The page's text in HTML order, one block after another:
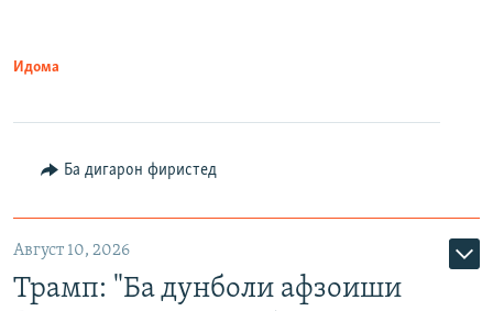
Идома
Ба дигарон фиристед
Август 10, 2026
Трамп: "Ба дунболи афзоиши